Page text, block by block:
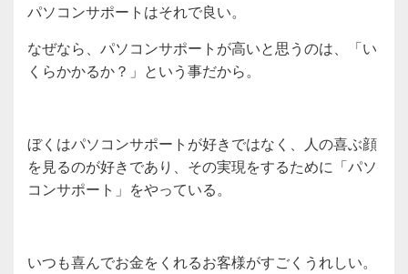
パソコンサポートはそれで良い。
なぜなら、パソコンサポートが高いと思うのは、「い
くらかかるか？」という事だから。
ぼくはパソコンサポートが好きではなく、人の喜ぶ顔
を見るのが好きであり、その実現をするために「パソ
コンサポート」をやっている。
いつも喜んでお金をくれるお客様がすごくうれしい。